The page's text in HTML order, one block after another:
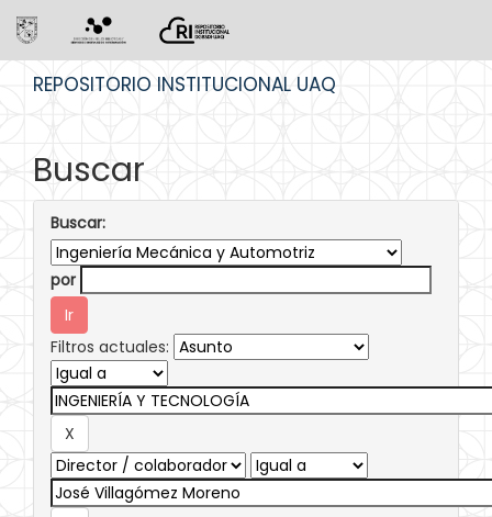
REPOSITORIO INSTITUCIONAL UAQ
Buscar
Buscar:
por
Filtros actuales: